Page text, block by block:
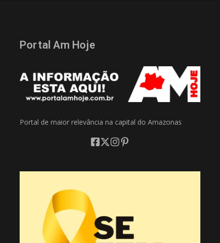
Portal Am Hoje
Portal de maior relevância na capital do Amazonas